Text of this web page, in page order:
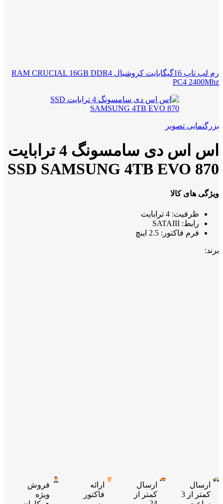
رم لپ تاپ 16گیگابایت کروشیال RAM CRUCIAL 16GB DDR4
PC4 2400Mhz
بزرگنمایی تصویر
اس اس دی سامسونگ 4 ترابایت
SSD SAMSUNG 4TB EVO 870
ویژگی های کالا
ظرفیت: 4 ترابایت
رابط: SATAIII
فرم فاکتور: 2.5 اینچ
برند:
ارسال
کمتر از 3
ارسال
کمتر از
ارائه
فاکتور
فروش
ویژه